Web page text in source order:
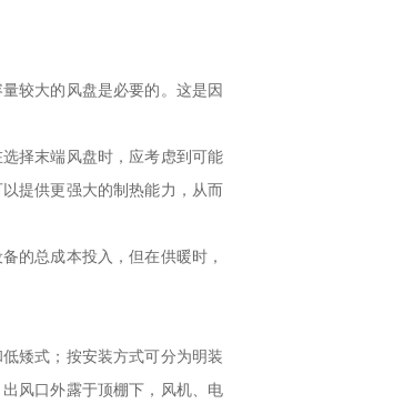
较大的风盘是必要的。这是因
择末端风盘时，应考虑到可能
提供更强大的制热能力，从而
的总成本投入，但在供暖时，
矮式；按安装方式可分为明装
风口外露于顶棚下，风机、电